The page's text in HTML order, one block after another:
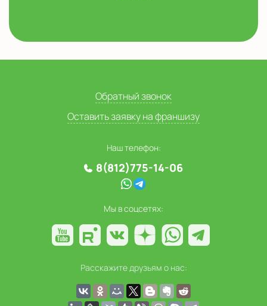
Обратный звонок
Оставить заявку на франшизу
Наш телефон:
8(812)775-14-06
Мы в соцсетях:
Расскажите друзьям о нас: